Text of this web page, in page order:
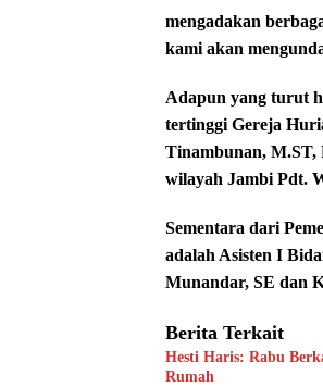
mengadakan
kami akan
Adapun yang turut
tertinggi Gereja
Tinambunan, M.ST,
wilayah Jambi Pdt.
Sementara dari
adalah Asisten I
Munandar, SE dan
Berita Terkait
Hesti Haris: Rabu
Rumah